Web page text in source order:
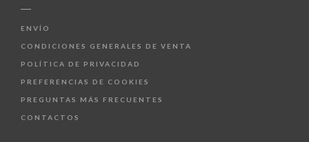
ENVÍO
CONDICIONES GENERALES DE VENTA
POLÍTICA DE PRIVACIDAD
PREFERENCIAS DE COOKIES
PREGUNTAS MÁS FRECUENTES
CONTACTOS